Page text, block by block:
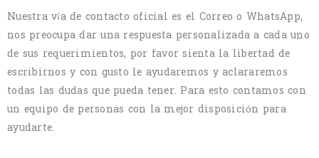
Nuestra vía de contacto oficial es el Correo o WhatsApp,
nos preocupa dar una respuesta personalizada a cada uno
de sus requerimientos, por favor sienta la libertad de
escribirnos y con gusto le ayudaremos y aclararemos
todas las dudas que pueda tener. Para esto contamos con
un equipo de personas con la mejor disposición para
ayudarte.